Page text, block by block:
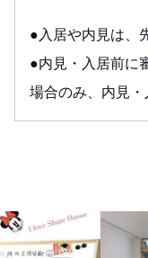
●入居や内見は、
●内見・入居前に
場合のみ、内見・